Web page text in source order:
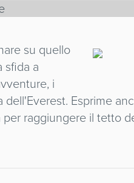
su quello
sfida a
i
Esprime
raggiungere il tetto